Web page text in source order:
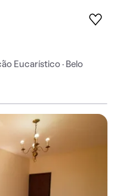
Eucarístico · Belo